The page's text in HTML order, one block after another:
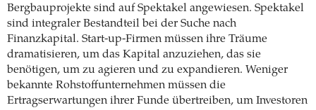
Bergbauprojekte sind auf Spektakel angewiesen. Spektakel
sind integraler Bestandteil bei der Suche nach
Finanzkapital. Start-up-Firmen müssen ihre Träume
dramatisieren, um das Kapital anzuziehen, das sie
benötigen, um zu agieren und zu expandieren. Weniger
bekannte Rohstoffunternehmen müssen die
Ertragserwartungen ihrer Funde übertreiben, um Investoren